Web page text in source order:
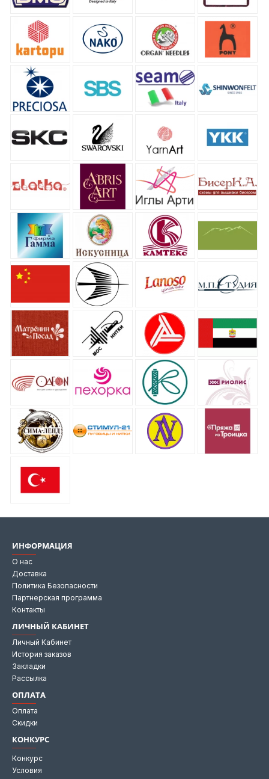
ИНФОРМАЦИЯ
О нас
Доставка
Политика Безопасности
Партнерская программа
Контакты
ЛИЧНЫЙ КАБИНЕТ
Личный Кабинет
История заказов
Закладки
Рассылка
ОПЛАТА
Оплата
Скидки
КОНКУРС
Конкурс
Условия